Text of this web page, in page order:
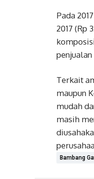
Pada
2017 (Rp
Terkait
maupun
mudah
masih
Bambang